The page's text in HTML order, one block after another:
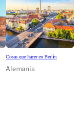
Cosas que hacer en Berlín
Alemania